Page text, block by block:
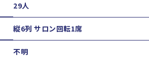
29人
縦6列 サロン回転1席
不明